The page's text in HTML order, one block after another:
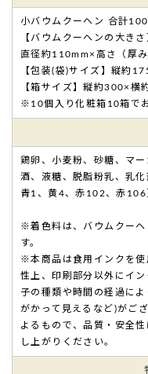
小バウムクーヘン 合計100
【バウムクーヘンの大きさ
直径約110mm×高さ（厚
【包装(袋)サイズ】縦約
【箱サイズ】縦約300×横
※10個入り化粧箱10箱で
鶏卵、小麦粉、砂糖、マ
酒、液糖、脱脂粉乳、乳
青1、黄4、赤102、赤106
※着色料は、バウムクーヘ
す。
※本商品は食用インクを使
性上、印刷部分以外にイ
子の種類や時間の経過に
がかって見えるなど)がご
よるもので、品質・安全
し上がりください。